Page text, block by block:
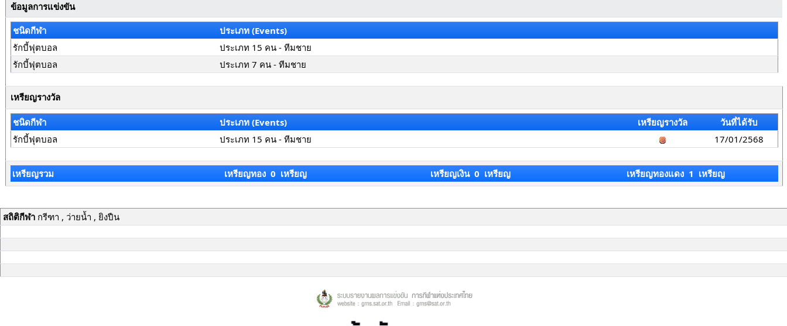
ข้อมูลการแข่งขัน
ชนิดกีฬา
ประเภท (Events)
รักบี้ฟุตบอล
ประเภท 15 คน - ทีมชาย
รักบี้ฟุตบอล
ประเภท 7 คน - ทีมชาย
เหรียญรางวัล
ชนิดกีฬา ประเภท (Events) เหรียญรางวัล
วันที่ได้รับ
รักบี้ฟุตบอล
ประเภท 15 คน - ทีมชาย 17/01/2568
เหรียญรวม เหรียญทอง 0 เหรียญ เหรียญเงิน 0 เหรียญ เหรียญทองแดง 1 เหรียญ
สถิติกีฬากรีฑา , ว่ายน้ำ , ยิงปืน